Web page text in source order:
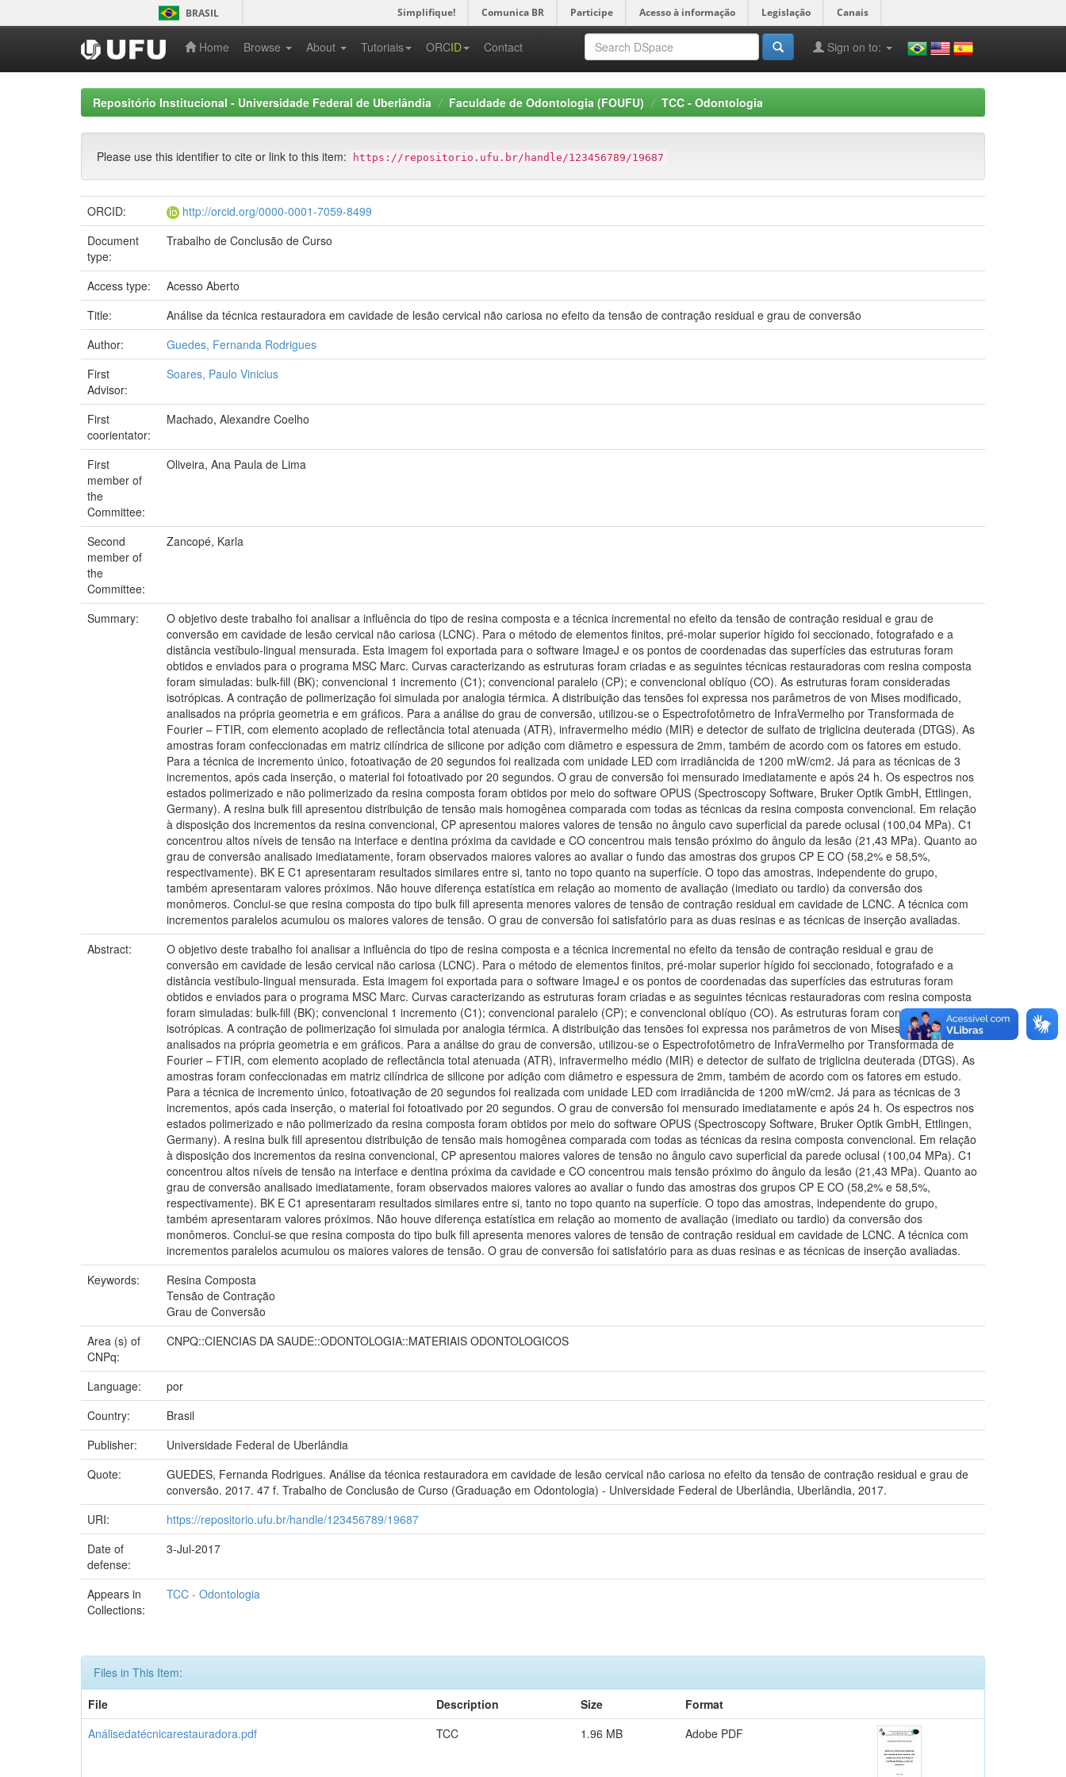
navigation
BRASIL Simplifique! Comunica BR Participe Acesso à informação Legislação Canais
Home Browse About Tutoriais ORCID Contact Sign on to:
Repositório Institucional - Universidade Federal de Uberlândia Faculdade de Odontologia (FOUFU) TCC - Odontologia
Please use this identifier to cite or link to this item: https://repositorio.ufu.br/handle/123456789/19687
ORCID:
http://orcid.org/0000-0001-7059-8499
Document
type:
Trabalho de Conclusão de Curso
Access type:
Acesso Aberto
Title:
Análise da técnica restauradora em cavidade de lesão cervical não cariosa no efeito da tensão de contração residual e grau de conversão
Author:
Guedes, Fernanda Rodrigues
First
Advisor:
Soares, Paulo Vinicius
First
coorientator:
Machado, Alexandre Coelho
First
member of
the
Committee:
Oliveira, Ana Paula de Lima
Second
member of
the
Committee:
Zancopé, Karla
Summary:
O objetivo deste trabalho foi analisar a influência do tipo de resina composta e a técnica incremental no efeito da tensão de contração residual e grau de
conversão em cavidade de lesão cervical não cariosa (LCNC). Para o método de elementos finitos, pré-molar superior hígido foi seccionado, fotografado e a
distância vestíbulo-lingual mensurada. Esta imagem foi exportada para o software ImageJ e os pontos de coordenadas das superfícies das estruturas foram
obtidos e enviados para o programa MSC Marc. Curvas caracterizando as estruturas foram criadas e as seguintes técnicas restauradoras com resina composta
foram simuladas: bulk-fill (BK); convencional 1 incremento (C1); convencional paralelo (CP); e convencional oblíquo (CO). As estruturas foram consideradas
isotrópicas. A contração de polimerização foi simulada por analogia térmica. A distribuição das tensões foi expressa nos parâmetros de von Mises modificado,
analisados na própria geometria e em gráficos. Para a análise do grau de conversão, utilizou-se o Espectrofotômetro de InfraVermelho por Transformada de
Fourier – FTIR, com elemento acoplado de reflectância total atenuada (ATR), infravermelho médio (MIR) e detector de sulfato de triglicina deuterada (DTGS). As
amostras foram confeccionadas em matriz cilíndrica de silicone por adição com diâmetro e espessura de 2mm, também de acordo com os fatores em estudo.
Para a técnica de incremento único, fotoativação de 20 segundos foi realizada com unidade LED com irradiâncida de 1200 mW/cm2. Já para as técnicas de 3
incrementos, após cada inserção, o material foi fotoativado por 20 segundos. O grau de conversão foi mensurado imediatamente e após 24 h. Os espectros nos
estados polimerizado e não polimerizado da resina composta foram obtidos por meio do software OPUS (Spectroscopy Software, Bruker Optik GmbH, Ettlingen,
Germany). A resina bulk fill apresentou distribuição de tensão mais homogênea comparada com todas as técnicas da resina composta convencional. Em relação
à disposição dos incrementos da resina convencional, CP apresentou maiores valores de tensão no ângulo cavo superficial da parede oclusal (100,04 MPa). C1
concentrou altos níveis de tensão na interface e dentina próxima da cavidade e CO concentrou mais tensão próximo do ângulo da lesão (21,43 MPa). Quanto ao
grau de conversão analisado imediatamente, foram observados maiores valores ao avaliar o fundo das amostras dos grupos CP E CO (58,2% e 58,5%,
respectivamente). BK E C1 apresentaram resultados similares entre si, tanto no topo quanto na superfície. O topo das amostras, independente do grupo,
também apresentaram valores próximos. Não houve diferença estatística em relação ao momento de avaliação (imediato ou tardio) da conversão dos
monômeros. Conclui-se que resina composta do tipo bulk fill apresenta menores valores de tensão de contração residual em cavidade de LCNC. A técnica com
incrementos paralelos acumulou os maiores valores de tensão. O grau de conversão foi satisfatório para as duas resinas e as técnicas de inserção avaliadas.
Abstract:
O objetivo deste trabalho foi analisar a influência do tipo de resina composta e a técnica incremental no efeito da tensão de contração residual e grau de
conversão em cavidade de lesão cervical não cariosa (LCNC). Para o método de elementos finitos, pré-molar superior hígido foi seccionado, fotografado e a
distância vestíbulo-lingual mensurada. Esta imagem foi exportada para o software ImageJ e os pontos de coordenadas das superfícies das estruturas foram
obtidos e enviados para o programa MSC Marc. Curvas caracterizando as estruturas foram criadas e as seguintes técnicas restauradoras com resina composta
foram simuladas: bulk-fill (BK); convencional 1 incremento (C1); convencional paralelo (CP); e convencional oblíquo (CO). As estruturas foram consideradas
isotrópicas. A contração de polimerização foi simulada por analogia térmica. A distribuição das tensões foi expressa nos parâmetros de von Mises modificado,
analisados na própria geometria e em gráficos. Para a análise do grau de conversão, utilizou-se o Espectrofotômetro de InfraVermelho por Transformada de
Fourier – FTIR, com elemento acoplado de reflectância total atenuada (ATR), infravermelho médio (MIR) e detector de sulfato de triglicina deuterada (DTGS). As
amostras foram confeccionadas em matriz cilíndrica de silicone por adição com diâmetro e espessura de 2mm, também de acordo com os fatores em estudo.
Para a técnica de incremento único, fotoativação de 20 segundos foi realizada com unidade LED com irradiâncida de 1200 mW/cm2. Já para as técnicas de 3
incrementos, após cada inserção, o material foi fotoativado por 20 segundos. O grau de conversão foi mensurado imediatamente e após 24 h. Os espectros nos
estados polimerizado e não polimerizado da resina composta foram obtidos por meio do software OPUS (Spectroscopy Software, Bruker Optik GmbH, Ettlingen,
Germany). A resina bulk fill apresentou distribuição de tensão mais homogênea comparada com todas as técnicas da resina composta convencional. Em relação
à disposição dos incrementos da resina convencional, CP apresentou maiores valores de tensão no ângulo cavo superficial da parede oclusal (100,04 MPa). C1
concentrou altos níveis de tensão na interface e dentina próxima da cavidade e CO concentrou mais tensão próximo do ângulo da lesão (21,43 MPa). Quanto ao
grau de conversão analisado imediatamente, foram observados maiores valores ao avaliar o fundo das amostras dos grupos CP E CO (58,2% e 58,5%,
respectivamente). BK E C1 apresentaram resultados similares entre si, tanto no topo quanto na superfície. O topo das amostras, independente do grupo,
também apresentaram valores próximos. Não houve diferença estatística em relação ao momento de avaliação (imediato ou tardio) da conversão dos
monômeros. Conclui-se que resina composta do tipo bulk fill apresenta menores valores de tensão de contração residual em cavidade de LCNC. A técnica com
incrementos paralelos acumulou os maiores valores de tensão. O grau de conversão foi satisfatório para as duas resinas e as técnicas de inserção avaliadas.
Keywords:
Resina Composta
Tensão de Contração
Grau de Conversão
Area (s) of
CNPq:
CNPQ::CIENCIAS DA SAUDE::ODONTOLOGIA::MATERIAIS ODONTOLOGICOS
Language:
por
Country:
Brasil
Publisher:
Universidade Federal de Uberlândia
Quote:
GUEDES, Fernanda Rodrigues. Análise da técnica restauradora em cavidade de lesão cervical não cariosa no efeito da tensão de contração residual e grau de
conversão. 2017. 47 f. Trabalho de Conclusão de Curso (Graduação em Odontologia) - Universidade Federal de Uberlândia, Uberlândia, 2017.
URI:
https://repositorio.ufu.br/handle/123456789/19687
Date of
defense:
3-Jul-2017
Appears in
Collections:
TCC - Odontologia
Files in This Item:
File
Description Size
Format
Análisedatécnicarestauradora.pdf
TCC 1.96 MB Adobe PDF